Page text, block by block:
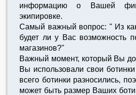
информацию о Вашей
экипировке.
Самый важный вопрос: " Из
будет ли у Вас возможность
магазинов?"
Важный момент, который Вы
Вы использовали свои
всего ботинки разносились,
может быть размер Ваших